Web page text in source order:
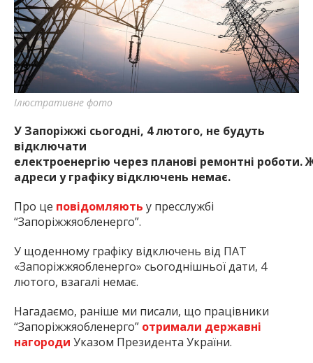
найважливішу інформацію про події
міста Запоріжжя та області.
Ілюстративне фото
У Запоріжжі сьогодні, 4 лютого, не будуть
відключати
електроенергію через планові ремонтні роботи.
адреси у графіку відключень немає.
Про це повідомляють у пресслужбі
“Запоріжжяобленерго”.
У щоденному графіку відключень від ПАТ
«Запоріжжяобленерго» сьогоднішньої дати, 4
лютого, взагалі немає.
Нагадаємо, раніше ми писали, що працівники
“Запоріжжяобленерго” отримали державні
нагороди Указом Президента України.